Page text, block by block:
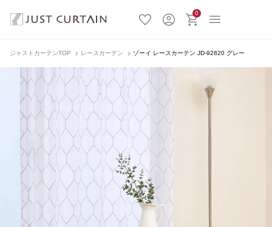
0
ジャストカーテンTOP レースカーテン ゾーイ レースカーテン JD-92820 グレー